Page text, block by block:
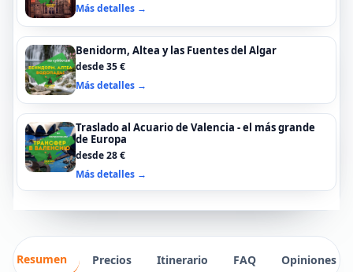
Más detalles →
Benidorm, Altea y las Fuentes del Algar
desde 35 €
Más detalles →
Traslado al Acuario de Valencia - el más grande
de Europa
desde 28 €
Más detalles →
Resumen Precios Itinerario FAQ Opiniones